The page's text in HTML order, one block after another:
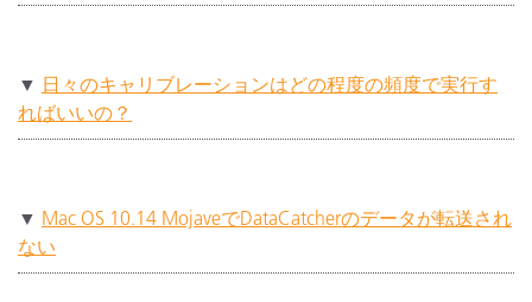
▼ 日々のキャリブレーションはどの程度の頻度で実行す
ればいいの？
▼ Mac OS 10.14 MojaveでDataCatcherのデータが転送され
ない